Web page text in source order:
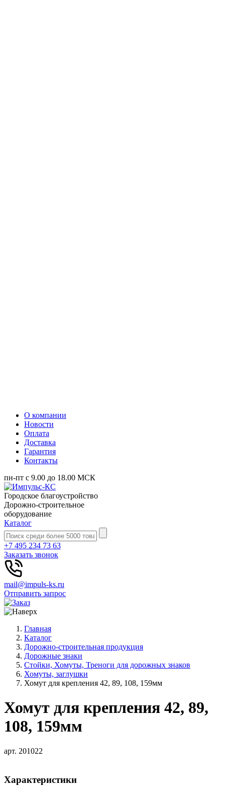
О компании
Новости
Оплата
Доставка
Гарантия
Контакты
пн-пт с 9.00 до 18.00 МСК
Городское благоустройство
Дорожно-строительное
оборудование
Каталог
+7 495 234 73 63
Заказать звонок
mail@impuls-ks.ru
Отправить запрос
Главная
Каталог
Дорожно-строительная продукция
Дорожные знаки
Стойки, Хомуты, Треноги для дорожных знаков
Хомуты, заглушки
Хомут для крепления 42, 89, 108, 159мм
Хомут для крепления 42, 89,
108, 159мм
арт. 201022
Характеристики